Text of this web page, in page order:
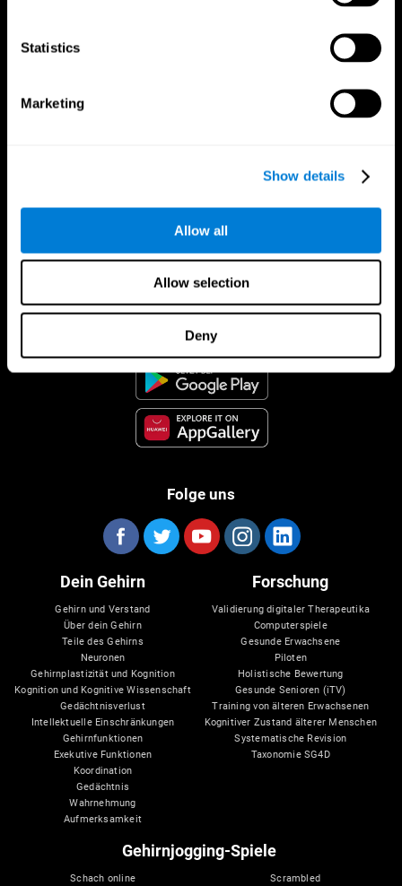
Statistics
Marketing
Show details
Allow all
Allow selection
Deny
CogniFit App
Folge uns
Dein Gehirn
Gehirn und Verstand
Über dein Gehirn
Teile des Gehirns
Neuronen
Gehirnplastizität und Kognition
Kognition und Kognitive Wissenschaft
Gedächtnisverlust
Intellektuelle Einschränkungen
Gehirnfunktionen
Exekutive Funktionen
Koordination
Gedächtnis
Wahrnehmung
Aufmerksamkeit
Forschung
Validierung digitaler Therapeutika
Computerspiele
Gesunde Erwachsene
Piloten
Holistische Bewertung
Gesunde Senioren (iTV)
Training von älteren Erwachsenen
Kognitiver Zustand älterer Menschen
Systematische Revision
Taxonomie SG4D
Gehirnjogging-Spiele
Schach online
Scrambled